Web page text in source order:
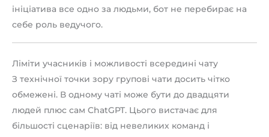
ініціатива все одно за людьми, бот не перебирає на
себе роль ведучого.
Ліміти учасників і можливості всередині чату
З технічної точки зору групові чати досить чітко
обмежені. В одному чаті може бути до двадцяти
людей плюс сам ChatGPT. Цього вистачає для
більшості сценаріїв: від невеликих команд і